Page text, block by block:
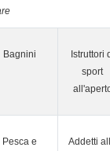
Bagnini
Istruttori
sport
Pesca e
Addetti